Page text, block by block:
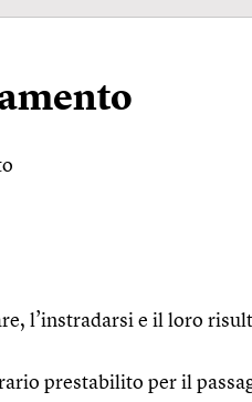
l’instradarsi e il loro
prestabilito per il